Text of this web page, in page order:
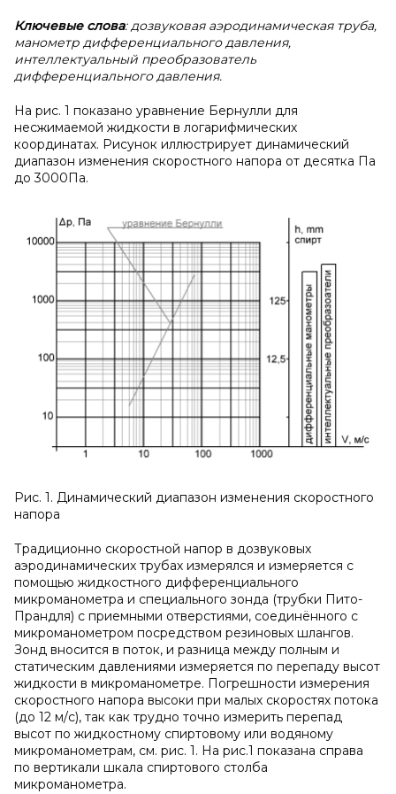
Ключевые слова: дозвуковая аэродинамическая труба,
манометр дифференциального давления,
интеллектуальный преобразователь
дифференциального давления.
На рис. 1 показано уравнение Бернулли для
несжимаемой жидкости в логарифмических
координатах. Рисунок иллюстрирует динамический
диапазон изменения скоростного напора от десятка Па
до 3000Па.
Рис. 1. Динамический диапазон изменения скоростного
напора
Традиционно скоростной напор в дозвуковых
аэродинамических трубах измерялся и измеряется с
помощью жидкостного дифференциального
микроманометра и специального зонда (трубки Пито-
Прандля) с приемными отверстиями, соединённого с
микроманометром посредством резиновых шлангов.
Зонд вносится в поток, и разница между полным и
статическим давлениями измеряется по перепаду высот
жидкости в микроманометре. Погрешности измерения
скоростного напора высоки при малых скоростях потока
(до 12 м/с), так как трудно точно измерить перепад
высот по жидкостному спиртовому или водяному
микроманометрам, см. рис. 1. На рис.1 показана справа
по вертикали шкала спиртового столба
микроманометра.